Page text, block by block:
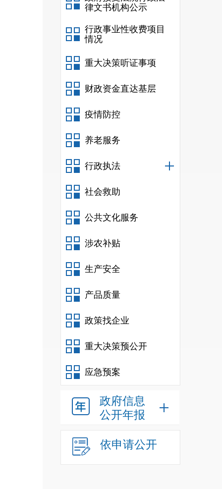
律文书机构公示
行政事业性收费项目
情况
重大决策听证事项
财政资金直达基层
疫情防控
养老服务
行政执法
社会救助
公共文化服务
涉农补贴
生产安全
产品质量
政策找企业
重大决策预公开
应急预案
政府信息
公开年报
依申请公开